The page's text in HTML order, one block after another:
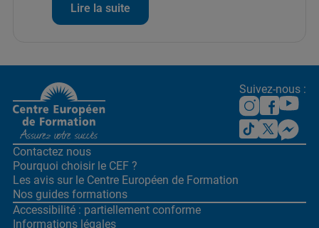
Lire la suite
Suivez-nous :
Contactez nous
Pourquoi choisir le CEF ?
Les avis sur le Centre Européen de Formation
Nos guides formations
Accessibilité : partiellement conforme
Informations légales